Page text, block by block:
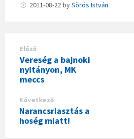
2011-08-22bySörös István
Előző
Vereség a bajnoki
nyitányon, MK
meccs
Következő
Narancsriasztás a
hoség miatt!